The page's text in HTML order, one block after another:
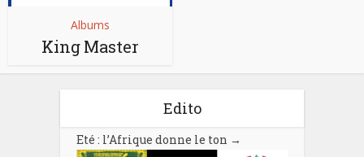
Albums
King Master
Edito
Eté : l’Afrique donne le ton →